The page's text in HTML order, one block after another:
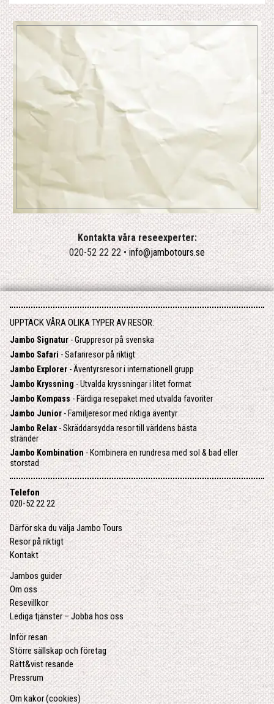
Kontakta våra reseexperter:
020-52 22 22 •info@jambotours.se
UPPTÄCK VÅRA OLIKA TYPER AV RESOR:
Jambo Signatur- Gruppresor på svenska
Jambo Safari - Safariresor på riktigt
Jambo Explorer- Äventyrsresor i internationell grupp
Jambo Kryssning- Utvalda kryssningar i litet format
Jambo Kompass- Färdiga resepaket med utvalda favoriter
Jambo Junior- Familjeresor med riktiga äventyr
Jambo Relax- Skräddarsydda resor till världens bästa
stränder
Jambo Kombination- Kombinera en rundresa med sol & bad eller
storstad
Telefon
020-52 22 22
Därför ska du välja Jambo Tours
Resor på riktigt
Kontakt
Jambos guider
Om oss
Resevillkor
Lediga tjänster – Jobba hos oss
Inför resan
Större sällskap och företag
Rätt&vist resande
Pressrum
Om kakor (cookies)